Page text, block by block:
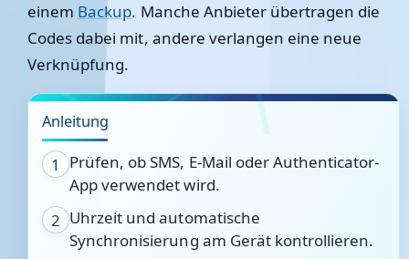
einem Backup. Manche Anbieter übertragen die
Codes dabei mit, andere verlangen eine neue
Verknüpfung.
Anleitung
1
Prüfen, ob SMS, E-Mail oder Authenticator-
App verwendet wird.
2 Uhrzeit und automatische
Synchronisierung am Gerät kontrollieren.